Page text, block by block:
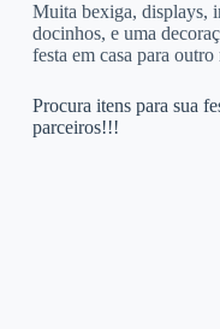
Muita bexiga, displays,
docinhos, e uma
festa em casa para
Procura itens para sua
parceiros!!!